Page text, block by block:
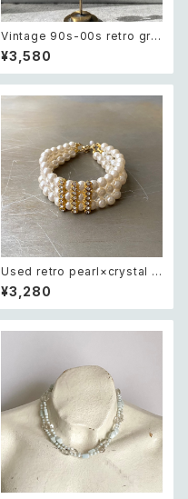
Vintage 90s-00s retro gre
en aventurine pierce レトロ
ヴィンテージ アクセサリー 天然
石 グリーンアベンチュリン ピア
¥3,580
Used retro pearl×crystal b
ijou wide bracelet レトロ ユ
ーズド アクセサリー クリスタル
ビジュー 3連 ワイド ブレスレッ
¥3,280